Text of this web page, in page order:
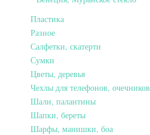
Пластика
Разное
Салфетки, скатерти
Сумки
Цветы, деревья
Чехлы для телефонов, очечников
Шали, палантины
Шапки, береты
Шарфы, манишки, боа